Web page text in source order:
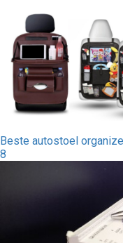
Beste autostoel
8